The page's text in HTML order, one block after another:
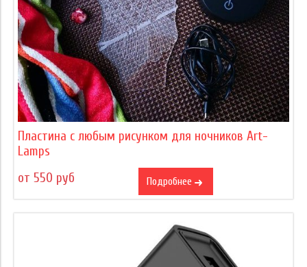
Пластина с любым рисунком для ночников Art-
Lamps
от 550 руб
Подробнее